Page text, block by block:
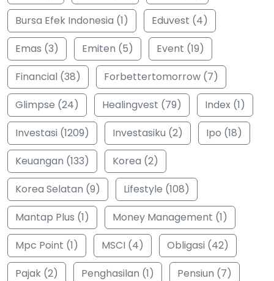
Bursa Efek Indonesia (1)
Eduvest (4)
Emas (3)
Emiten (5)
Event (19)
Financial (38)
Forbettertomorrow (7)
Glimpse (24)
Healingvest (79)
Index (1)
Investasi (1209)
Investasiku (2)
Ipo (18)
Keuangan (133)
Korea (2)
Korea Selatan (9)
Lifestyle (108)
Mantap Plus (1)
Money Management (1)
Mpc Point (1)
MSCI (4)
Obligasi (42)
Pajak (2)
Penghasilan (1)
Pensiun (7)